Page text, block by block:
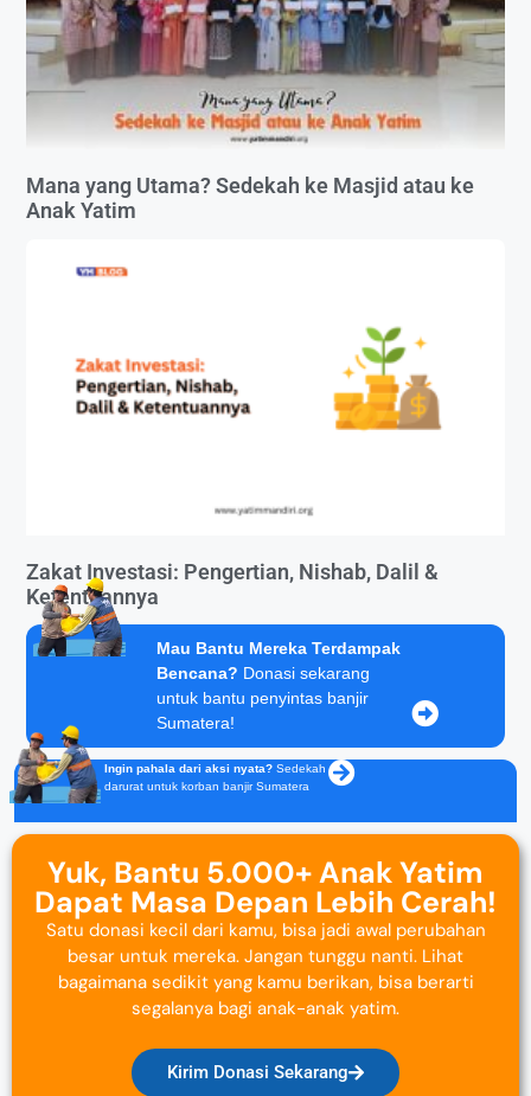
Mana yang Utama? Sedekah ke Masjid atau ke
Anak Yatim
Zakat Investasi: Pengertian, Nishab, Dalil &
Ketentuannya
Mau Bantu Mereka Terdampak
Bencana? Donasi sekarang
untuk bantu penyintas banjir
Sumatera!
Ingin pahala dari aksi nyata? Sedekah
darurat untuk korban banjir Sumatera
Yuk, Bantu 5.000+ Anak Yatim
Dapat Masa Depan Lebih Cerah!
Satu donasi kecil dari kamu, bisa jadi awal perubahan
besar untuk mereka. Jangan tunggu nanti. Lihat
bagaimana sedikit yang kamu berikan, bisa berarti
segalanya bagi anak-anak yatim.
Kirim Donasi Sekarang